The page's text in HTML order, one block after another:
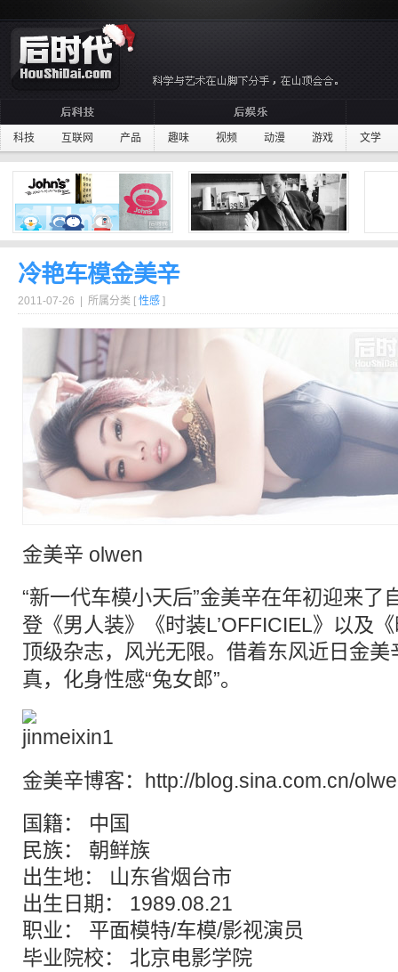
科技 互联网 产品 趣味 视频 动漫 游戏 文学
冷艳车模金美辛
2011-07-26 | 所属分类 [ 性感 ]
金美辛 olwen
“新一代车模小天后”金美辛在年初迎来了
登《男人装》《时装L’OFFICIEL》以及
顶级杂志，风光无限。借着东风近日金
真，化身性感“兔女郎”。
金美辛博客：
http://blog.sina.com.cn/
国籍： 中国
民族： 朝鲜族
出生地： 山东省烟台市
出生日期： 1989.08.21
职业： 平面模特/车模/影视演员
毕业院校： 北京电影学院